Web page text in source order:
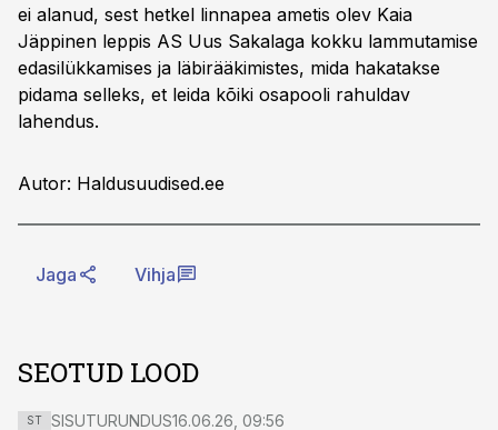
ei alanud, sest hetkel linnapea ametis olev Kaia
Jäppinen leppis AS Uus Sakalaga kokku lammutamise
edasilükkamises ja läbirääkimistes, mida hakatakse
pidama selleks, et leida kõiki osapooli rahuldav
lahendus.
Autor: Haldusuudised.ee
Jaga Vihja
SEOTUD LOOD
ST SISUTURUNDUS16.06.26, 09:56